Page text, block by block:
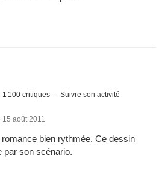
1 100 critiques Suivre son activité
15 août 2011
bien rythmée. Ce dessin
par son scénario.